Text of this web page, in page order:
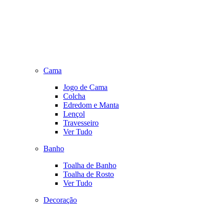
Cama
Jogo de Cama
Colcha
Edredom e Manta
Lençol
Travesseiro
Ver Tudo
Banho
Toalha de Banho
Toalha de Rosto
Ver Tudo
Decoração